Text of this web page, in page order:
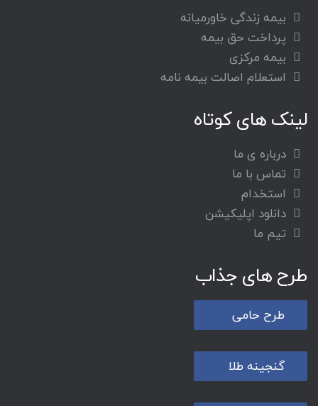
بیمه زندگی خاورمیانه
پرداخت حق بیمه
بیمه مرکزی
استعلام اصالت بیمه نامه
لینک های کوتاه
درباره ی ما
تماس با ما
استخدام
دانلود اپلیکیشن
تیم ما
طرح های جذاب
طرح حامی
گنجینه طلا